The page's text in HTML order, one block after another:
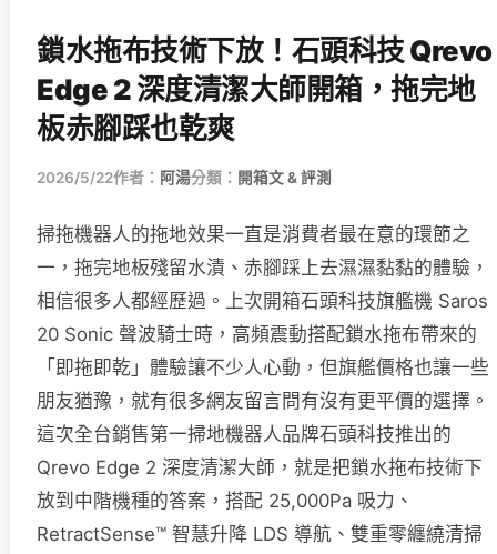
鎖水拖布技術下放！石頭科技 Qrevo
Edge 2 深度清潔大師開箱，拖完地
板赤腳踩也乾爽
2026/5/22作者： 阿湯分類： 開箱文 & 評測
掃拖機器人的拖地效果一直是消費者最在意的環節之
一，拖完地板殘留水漬、赤腳踩上去濕濕黏黏的體驗，
相信很多人都經歷過。上次開箱石頭科技旗艦機 Saros
20 Sonic 聲波騎士時，高頻震動搭配鎖水拖布帶來的
「即拖即乾」體驗讓不少人心動，但旗艦價格也讓一些
朋友猶豫，就有很多網友留言問有沒有更平價的選擇。
這次全台銷售第一掃地機器人品牌石頭科技推出的
Qrevo Edge 2 深度清潔大師，就是把鎖水拖布技術下
放到中階機種的答案，搭配 25,000Pa 吸力、
RetractSense™ 智慧升降 LDS 導航、雙重零纏繞清掃